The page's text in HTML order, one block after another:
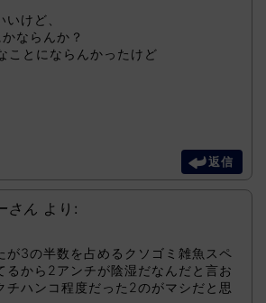
けど、
ならんか？
ことにならんかったけど
返信
さん より:
が3の半数を占めるクソゴミ雑魚スペ
るから2アンチが陰湿だなんだと言お
チハンコ程度だった2のがマシだと思